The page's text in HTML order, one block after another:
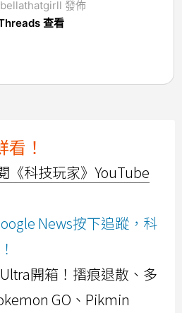
發佈
查看
！
《科技玩家》YouTube
News按下追蹤，科
開箱！摺痕退散、多
GO、Pikmin